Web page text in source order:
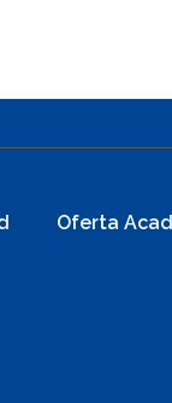
Oferta